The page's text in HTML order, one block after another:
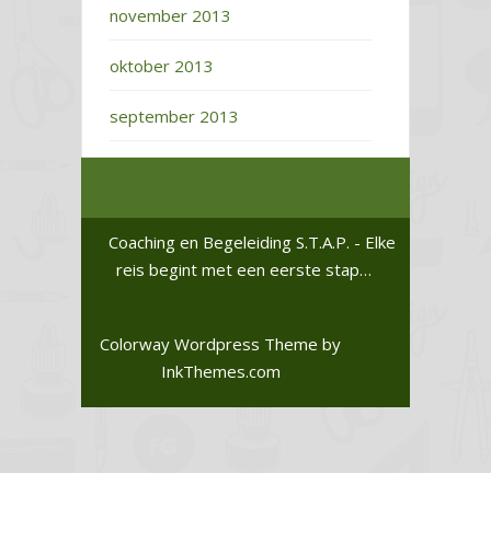
november 2013
oktober 2013
september 2013
Coaching en Begeleiding S.T.A.P. - Elke
reis begint met een eerste stap…
Colorway Wordpress Theme by
InkThemes.com